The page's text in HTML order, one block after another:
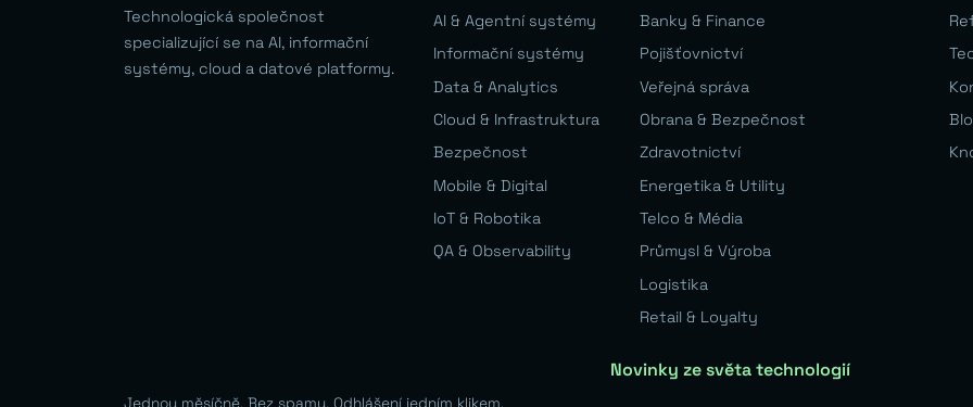
Technologická společnost
specializující se na AI, informační
systémy, cloud a datové platformy.
AI & Agentní systémy
Informační systémy
Data & Analytics
Cloud & Infrastruktura
Bezpečnost
Mobile & Digital
IoT & Robotika
QA & Observability
Banky & Finance
Pojišťovnictví
Veřejná správa
Obrana & Bezpečnost
Zdravotnictví
Energetika & Utility
Telco & Média
Průmysl & Výroba
Logistika
Retail & Loyalty
Novinky ze světa technologií
Jednou měsíčně. Bez spamu. Odhlášení jedním klikem.